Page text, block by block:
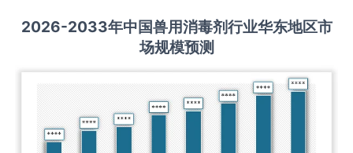
2026-2033年中国兽用消毒剂行业华东地区市
场规模预测